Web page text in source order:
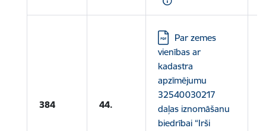
384 44.
Lejupielādēt:
Par zemes
vienības ar
kadastra
apzīmējumu
32540030217
daļas iznomāšanu
biedrībai “Irši